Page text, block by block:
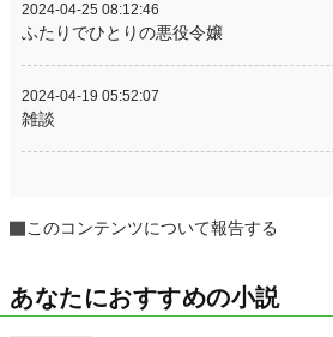
2024-04-25 08:12:46
ふたりでひとりの悪役令嬢
2024-04-19 05:52:07
雑談
このコンテンツについて報告する
あなたにおすすめの小説